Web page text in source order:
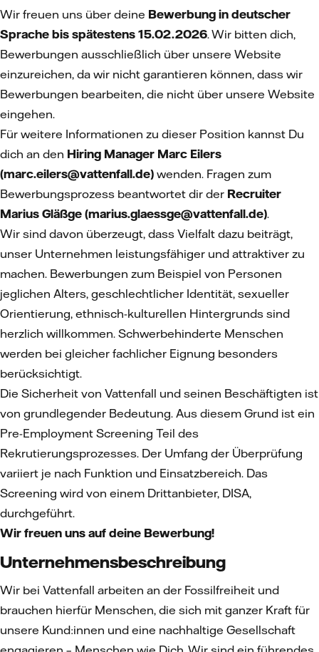
Wir freuen uns über deine Bewerbung in deutscher
Sprache bis spätestens 15.02.2026. Wir bitten dich,
Bewerbungen ausschließlich über unsere Website
einzureichen, da wir nicht garantieren können, dass wir
Bewerbungen bearbeiten, die nicht über unsere Website
eingehen.
Für weitere Informationen zu dieser Position kannst Du
dich an den Hiring Manager Marc Eilers
(marc.eilers@vattenfall.de) wenden. Fragen zum
Bewerbungsprozess beantwortet dir der Recruiter
Marius Gläßge (marius.glaessge@vattenfall.de).
Wir sind davon überzeugt, dass Vielfalt dazu beiträgt,
unser Unternehmen leistungsfähiger und attraktiver zu
machen. Bewerbungen zum Beispiel von Personen
jeglichen Alters, geschlechtlicher Identität, sexueller
Orientierung, ethnisch-kulturellen Hintergrunds sind
herzlich willkommen. Schwerbehinderte Menschen
werden bei gleicher fachlicher Eignung besonders
berücksichtigt.
Die Sicherheit von Vattenfall und seinen Beschäftigten ist
von grundlegender Bedeutung. Aus diesem Grund ist ein
Pre-Employment Screening Teil des
Rekrutierungsprozesses. Der Umfang der Überprüfung
variiert je nach Funktion und Einsatzbereich. Das
Screening wird von einem Drittanbieter, DISA,
durchgeführt.
Wir freuen uns auf deine Bewerbung!
Unternehmensbeschreibung
Wir bei Vattenfall arbeiten an der Fossilfreiheit und
brauchen hierfür Menschen, die sich mit ganzer Kraft für
unsere Kund:innen und eine nachhaltige Gesellschaft